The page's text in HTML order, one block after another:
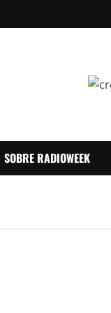
SOBRE RADIOWEEK